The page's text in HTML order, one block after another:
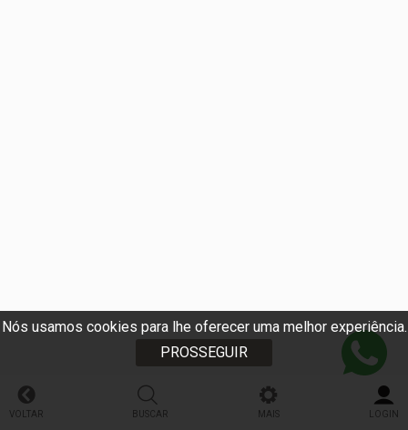
Nós usamos cookies para lhe oferecer uma melhor experiência.
PROSSEGUIR
VOLTAR BUSCAR MAIS LOGIN